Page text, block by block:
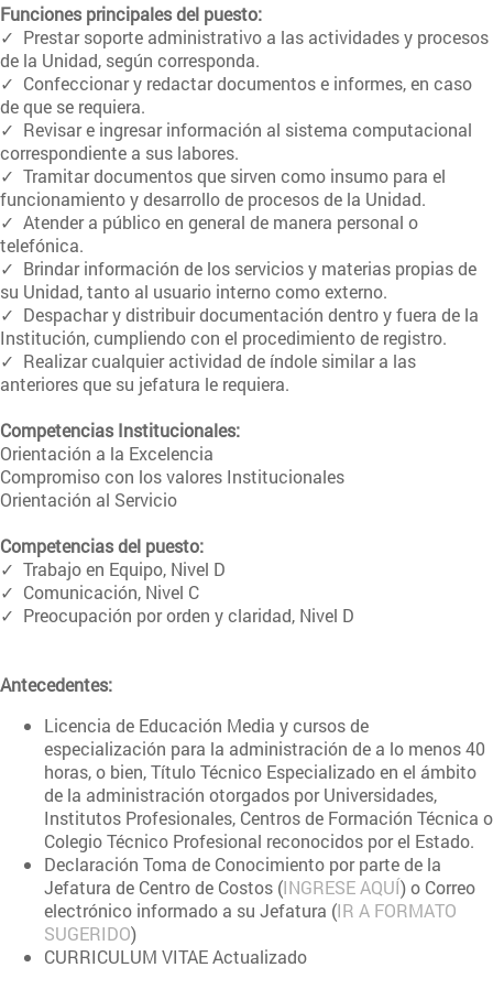
Funciones principales del puesto:
✓ Prestar soporte administrativo a las actividades y procesos
de la Unidad, según corresponda.
✓ Confeccionar y redactar documentos e informes, en caso
de que se requiera.
✓ Revisar e ingresar información al sistema computacional
correspondiente a sus labores.
✓ Tramitar documentos que sirven como insumo para el
funcionamiento y desarrollo de procesos de la Unidad.
✓ Atender a público en general de manera personal o
telefónica.
✓ Brindar información de los servicios y materias propias de
su Unidad, tanto al usuario interno como externo.
✓ Despachar y distribuir documentación dentro y fuera de la
Institución, cumpliendo con el procedimiento de registro.
✓ Realizar cualquier actividad de índole similar a las
anteriores que su jefatura le requiera.
Competencias Institucionales:
Orientación a la Excelencia
Compromiso con los valores Institucionales
Orientación al Servicio
Competencias del puesto:
✓ Trabajo en Equipo, Nivel D
✓ Comunicación, Nivel C
✓ Preocupación por orden y claridad, Nivel D
Antecedentes:
Licencia de Educación Media y cursos de
especialización para la administración de a lo menos 40
horas, o bien, Título Técnico Especializado en el ámbito
de la administración otorgados por Universidades,
Institutos Profesionales, Centros de Formación Técnica o
Colegio Técnico Profesional reconocidos por el Estado.
Declaración Toma de Conocimiento por parte de la
Jefatura de Centro de Costos (INGRESE AQUÍ) o Correo
electrónico informado a su Jefatura (IR A FORMATO
SUGERIDO)
CURRICULUM VITAE Actualizado